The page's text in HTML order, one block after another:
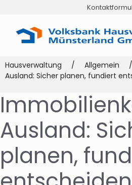
springen
Hausverwaltung / Allgemein /
Ausland: Sicher planen, fundiert
Ausland:
planen,